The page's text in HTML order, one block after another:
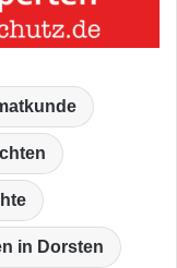
in Dorsten